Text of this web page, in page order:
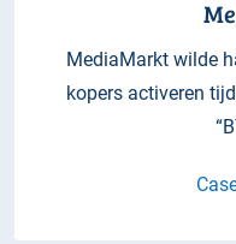
MediaMarkt wilde
kopers activeren